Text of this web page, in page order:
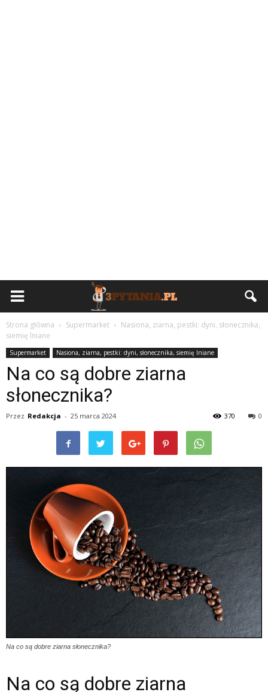
Strona główna Supermarket
Nasiona, ziarna, pestki: dyni, słonecznika,
siemię lniane
Supermarket Nasiona, ziarna, pestki: dyni, słonecznika, siemię lniane
Na co są dobre ziarna
słonecznika?
Przez Redakcja - 25 marca 2024 0
370
Na co są dobre ziarna słonecznika?
Na co są dobre ziarna